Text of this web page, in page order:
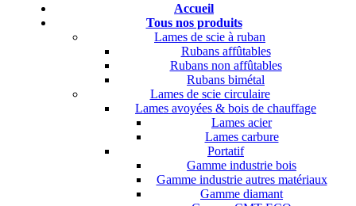
Accueil
Tous nos produits
Lames de scie à ruban
Rubans affûtables
Rubans non affûtables
Rubans bimétal
Lames de scie circulaire
Lames avoyées & bois de chauffage
Lames acier
Lames carbure
Portatif
Gamme industrie bois
Gamme industrie autres matériaux
Gamme diamant